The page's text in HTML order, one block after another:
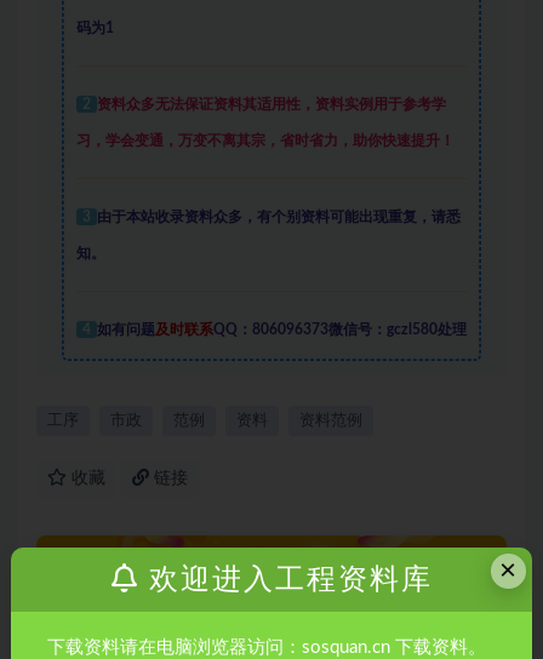
码为1
2 资料众多无法保证资料其适用性，资料实例 用于参考学
习，学会变通，万变不离其宗，省时省力，助你快速提升！
3 由于本站收录资料众多，有个别资料可能出现重复，请悉
知。
4 如有问题及时联系QQ：806096373微信号：gczl580处理
工序 市政 范例 资料 资料范例
收藏 链接
×
欢迎进入工程资料库
下载资料请在电脑浏览器访问：sosquan.cn 下载资料。